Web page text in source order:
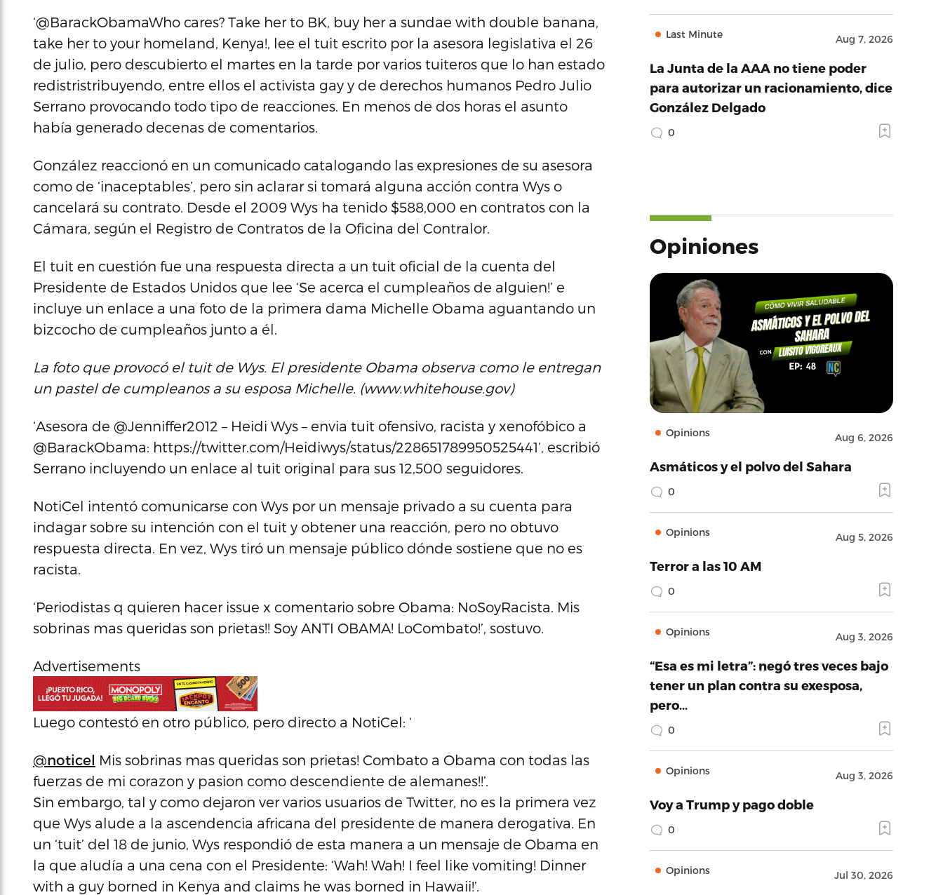
‘@BarackObamaWho cares? Take her to BK, buy her a sundae with double banana,
take her to your homeland, Kenya!, lee el tuit escrito por la asesora legislativa el 26
de julio, pero descubierto el martes en la tarde por varios tuiteros que lo han estado
redistristribuyendo, entre ellos el activista gay y de derechos humanos Pedro Julio
Serrano provocando todo tipo de reacciones. En menos de dos horas el asunto
había generado decenas de comentarios.
González reaccionó en un comunicado catalogando las expresiones de su asesora
como de ‘inaceptables’, pero sin aclarar si tomará alguna acción contra Wys o
cancelará su contrato. Desde el 2009 Wys ha tenido $588,000 en contratos con la
Cámara, según el Registro de Contratos de la Oficina del Contralor.
El tuit en cuestión fue una respuesta directa a un tuit oficial de la cuenta del
Presidente de Estados Unidos que lee ‘Se acerca el cumpleaños de alguien!’ e
incluye un enlace a una foto de la primera dama Michelle Obama aguantando un
bizcocho de cumpleaños junto a él.
La foto que provocó el tuit de Wys. El presidente Obama observa como le entregan
un pastel de cumpleanos a su esposa Michelle. (www.whitehouse.gov)
‘Asesora de @Jenniffer2012 – Heidi Wys – envia tuit ofensivo, racista y xenofóbico a
@BarackObama: https://twitter.com/Heidiwys/status/228651789950525441’, escribió
Serrano incluyendo un enlace al tuit original para sus 12,500 seguidores.
NotiCel intentó comunicarse con Wys por un mensaje privado a su cuenta para
indagar sobre su intención con el tuit y obtener una reacción, pero no obtuvo
respuesta directa. En vez, Wys tiró un mensaje público dónde sostiene que no es
racista.
‘Periodistas q quieren hacer issue x comentario sobre Obama: NoSoyRacista. Mis
sobrinas mas queridas son prietas!! Soy ANTI OBAMA! LoCombato!’, sostuvo.
Advertisements
Luego contestó en otro público, pero directo a NotiCel: ‘
@noticel Mis sobrinas mas queridas son prietas! Combato a Obama con todas las
fuerzas de mi corazon y pasion como descendiente de alemanes!!’.
Sin embargo, tal y como dejaron ver varios usuarios de Twitter, no es la primera vez
que Wys alude a la ascendencia africana del presidente de manera derogativa. En
un ‘tuit’ del 18 de junio, Wys respondió de esta manera a un mensaje de Obama en
la que aludía a una cena con el Presidente: ‘Wah! Wah! I feel like vomiting! Dinner
with a guy borned in Kenya and claims he was borned in Hawaii!’.
Last Minute Aug 7, 2026
La Junta de la AAA no tiene poder
para autorizar un racionamiento, dice
González Delgado
0
Opiniones
Opinions Aug 6, 2026
Asmáticos y el polvo del Sahara
0
Opinions Aug 5, 2026
Terror a las 10 AM
0
Opinions Aug 3, 2026
“Esa es mi letra”: negó tres veces bajo
tener un plan contra su exesposa,
pero…
0
Opinions Aug 3, 2026
Voy a Trump y pago doble
0
Opinions Jul 30, 2026